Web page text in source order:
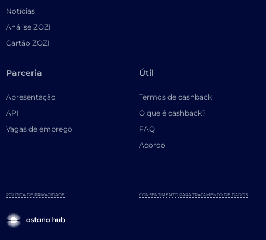
Notícias
Análise ZOZI
Cartão ZOZI
Parceria
Apresentação
API
Vagas de emprego
Útil
Termos de cashback
O que é cashback?
FAQ
Acordo
POLÍTICA DE PRIVACIDADE CONSENTIMENTO PARA TRATAMENTO DE DADOS